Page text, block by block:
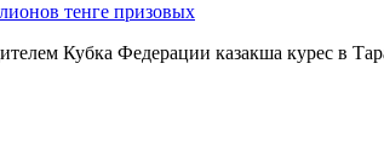
тенге призовых
Кубка Федерации казакша курес в